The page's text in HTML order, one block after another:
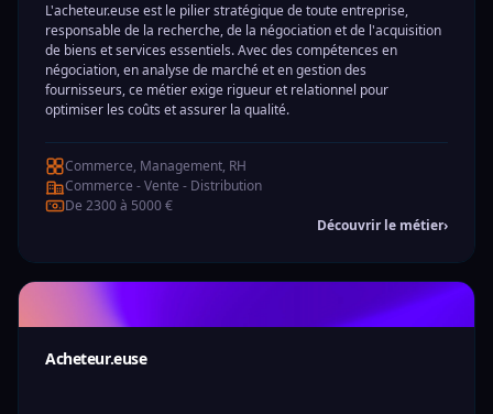
L'acheteur.euse est le pilier stratégique de toute entreprise,
responsable de la recherche, de la négociation et de l'acquisition
de biens et services essentiels. Avec des compétences en
négociation, en analyse de marché et en gestion des
fournisseurs, ce métier exige rigueur et relationnel pour
optimiser les coûts et assurer la qualité.
Commerce, Management, RH
Commerce - Vente - Distribution
De 2300 à 5000 €
Découvrir le métier›
Acheteur.euse